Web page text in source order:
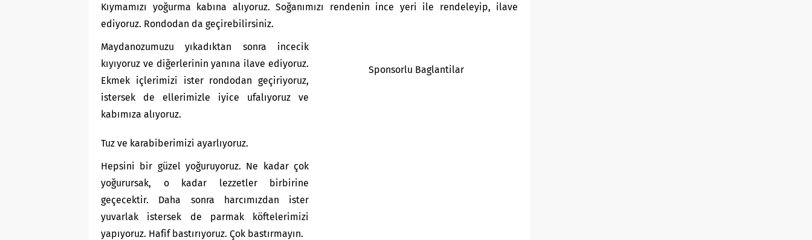
Kıymamızı yoğurma kabına alıyoruz. Soğanımızı rendenin ince yeri ile rendeleyip, ilave
ediyoruz. Rondodan da geçirebilirsiniz.
Sponsorlu Baglantilar
Maydanozumuzu yıkadıktan sonra incecik
kıyıyoruz ve diğerlerinin yanına ilave ediyoruz.
Ekmek içlerimizi ister rondodan geçiriyoruz,
istersek de ellerimizle iyice ufalıyoruz ve
kabımıza alıyoruz.
Tuz ve karabiberimizi ayarlıyoruz.
Hepsini bir güzel yoğuruyoruz. Ne kadar çok
yoğurursak, o kadar lezzetler birbirine
geçecektir. Daha sonra harcımızdan ister
yuvarlak istersek de parmak köftelerimizi
yapıyoruz. Hafif bastırıyoruz. Çok bastırmayın.